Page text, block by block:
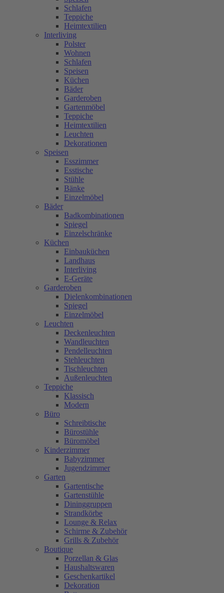
Schlafen
Teppiche
Heimtextilien
Interliving
Polster
Wohnen
Schlafen
Speisen
Küchen
Bäder
Garderoben
Gartenmöbel
Teppiche
Heimtextilien
Leuchten
Dekorationen
Speisen
Esszimmer
Esstische
Stühle
Bänke
Einzelmöbel
Bäder
Badkombinationen
Spiegel
Einzelschränke
Küchen
Einbauküchen
Landhaus
Interliving
E-Geräte
Garderoben
Dielenkombinationen
Spiegel
Einzelmöbel
Leuchten
Deckenleuchten
Wandleuchten
Pendelleuchten
Stehleuchten
Tischleuchten
Außenleuchten
Teppiche
Klassisch
Modern
Büro
Schreibtische
Bürostühle
Büromöbel
Kinderzimmer
Babyzimmer
Jugendzimmer
Garten
Gartentische
Gartenstühle
Dininggruppen
Strandkörbe
Lounge & Relax
Schirme & Zubehör
Grills & Zubehör
Boutique
Porzellan & Glas
Haushaltswaren
Geschenkartikel
Dekoration